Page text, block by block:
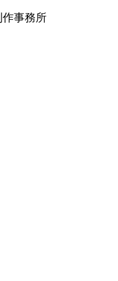
作事務所